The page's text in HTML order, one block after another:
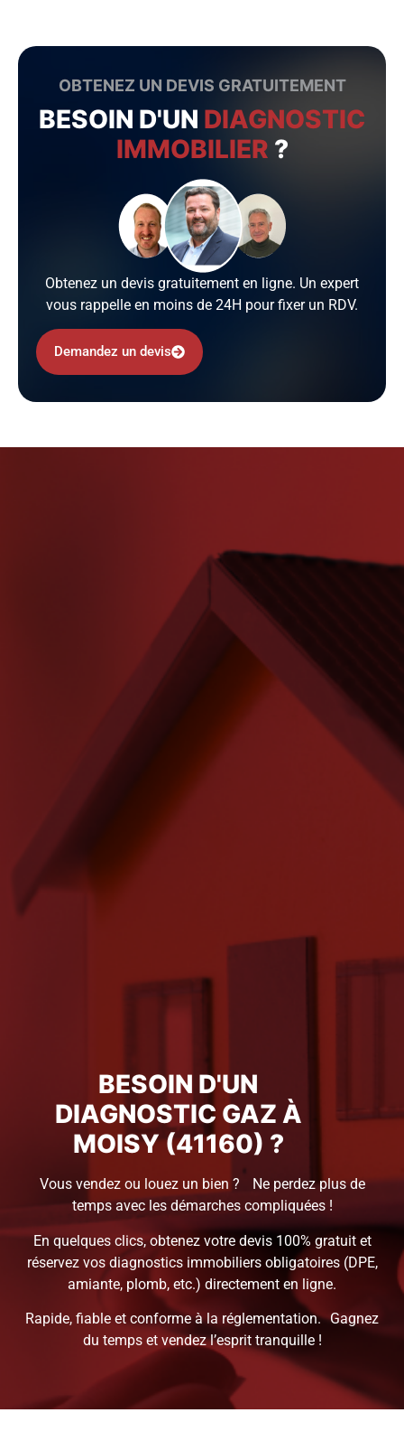
OBTENEZ UN DEVIS GRATUITEMENT
BESOIN D'UN DIAGNOSTIC
IMMOBILIER ?
Obtenez un devis gratuitement en ligne. Un expert
vous rappelle en moins de 24H pour fixer un RDV.
Demandez un devis
BESOIN D'UN
DIAGNOSTIC GAZ À
MOISY (41160) ?
Vous vendez ou louez un bien ? Ne perdez plus de
temps avec les démarches compliquées !
En quelques clics, obtenez votre devis 100% gratuit et
réservez vos diagnostics immobiliers obligatoires (DPE,
amiante, plomb, etc.) directement en ligne.
Rapide, fiable et conforme à la réglementation. Gagnez
du temps et vendez l’esprit tranquille !